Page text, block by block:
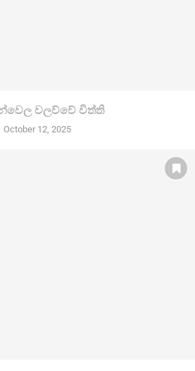
වලව්වේ විත්ති
October 12, 2025